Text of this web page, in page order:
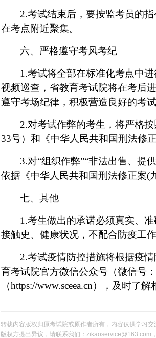
2.考试结束后，要按监考员的
在考点附近聚集。
六、严格遵守考风考纪
1.考试将全部在标准化考点中
视频巡查，省教育考试院将在考后
遵守考场纪律，积极营造良好的考
2.对考试作弊的考生，将严格
33号）和《中华人民共和国刑法修
3.对“组织作弊”“非法出售、提
依据《中华人民共和国刑法修正案(
七、其他
1.考生做出的承诺必须真实、
接触史、健康状况，不配合防疫工
2.考试疫情防控措施将根据疫
育考试院官方微信公众号（微信号：
（https://www.sceea.cn）
，及时了解
转载内容版权归原考试院或原作者所有，内容仅供学习
版权方提出异议，请联系我们：zikaoservice@163.com